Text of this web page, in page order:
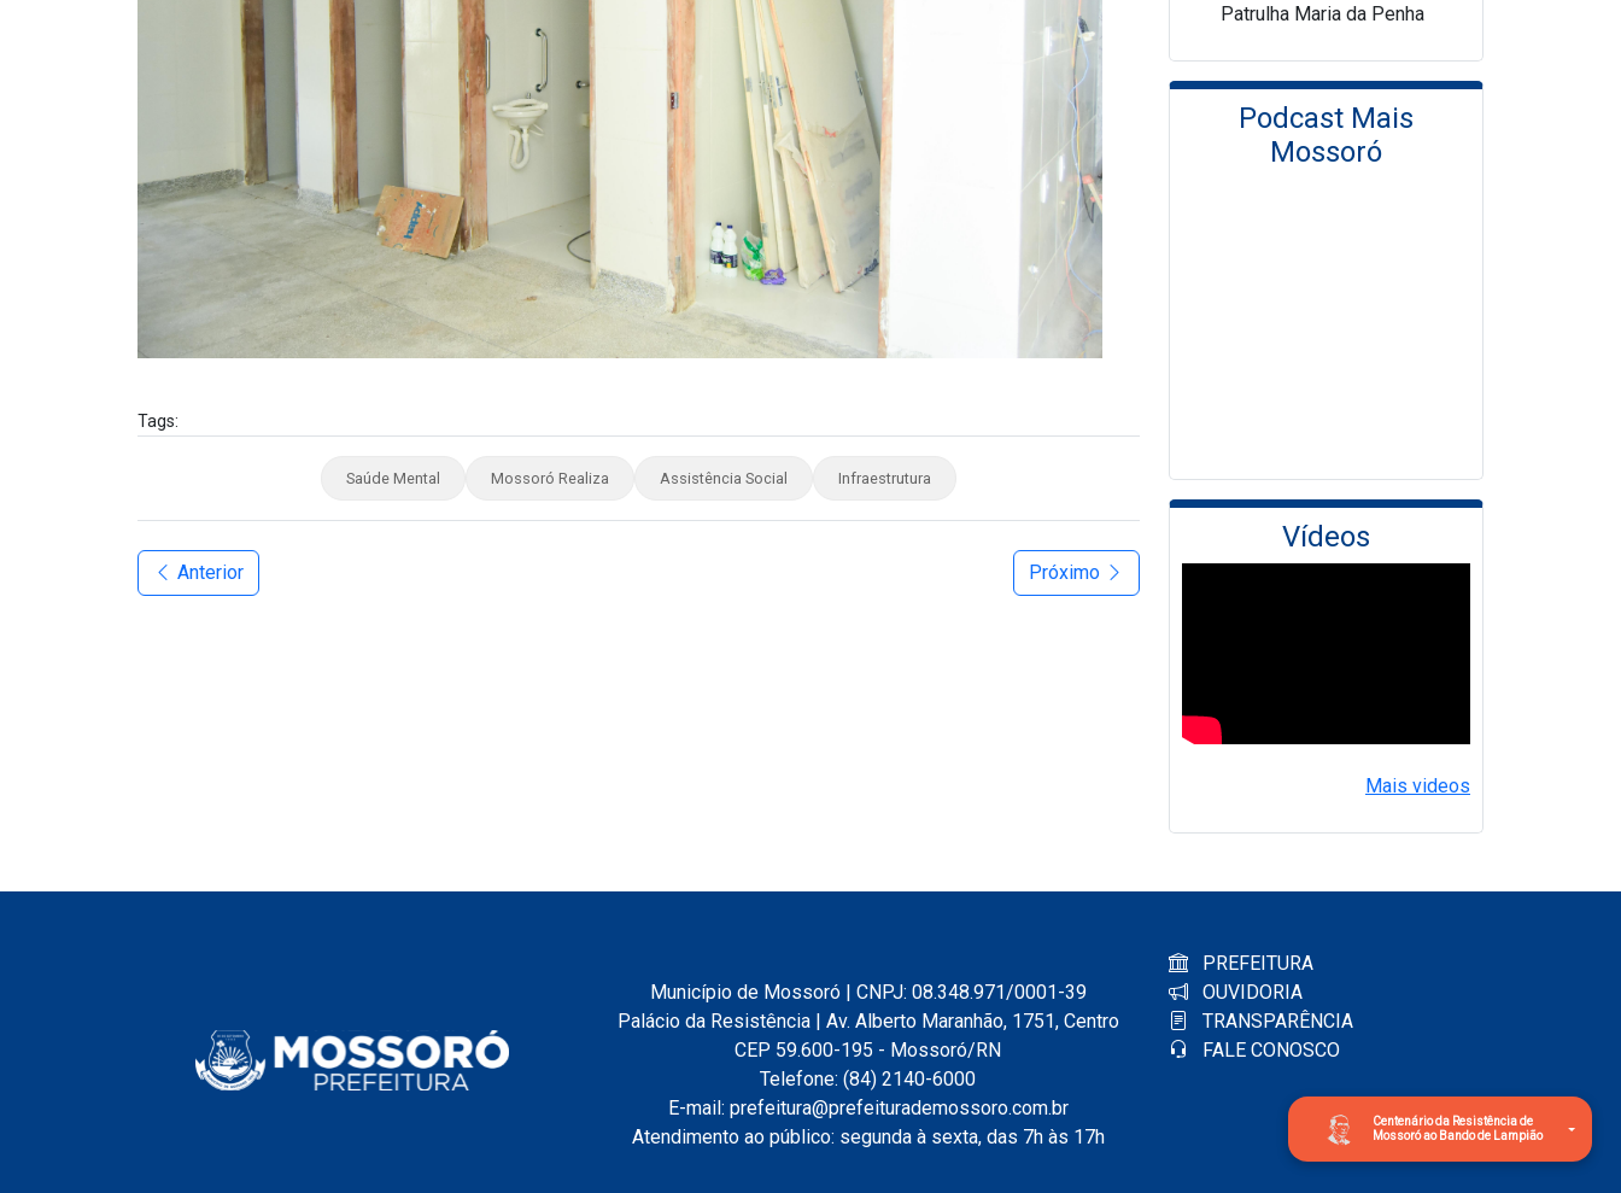
Centenário da Resistência de
Mossoró ao Bando de Lampião
Tags:
Saúde Mental Mossoró Realiza Assistência Social Infraestrutura
Anterior Próximo
Patrulha Maria da Penha
Podcast Mais
Mossoró
Vídeos
Mais videos
Município de Mossoró | CNPJ: 08.348.971/0001-39
Palácio da Resistência | Av. Alberto Maranhão, 1751, Centro
CEP 59.600-195 - Mossoró/RN
Telefone: (84) 2140-6000
E-mail: prefeitura@prefeiturademossoro.com.br
Atendimento ao público: segunda à sexta, das 7h às 17h
PREFEITURA
OUVIDORIA
TRANSPARÊNCIA
FALE CONOSCO